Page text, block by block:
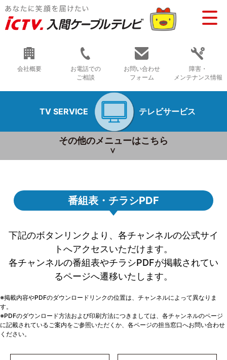
会社概要
お電話での
ご相談
お問い合わせ
フォーム
障害・
メンテナンス情報
TV SERVICE テレビサービス
その他のメニューはこちら
番組表・チラシPDF
下記のボタンリンクより、各チャンネルの公式サイ
トへアクセスいただけます。
各チャンネルの番組表やチラシPDFが掲載されてい
るページへ遷移いたします。
※掲載内容やPDFのダウンロードリンクの位置は、チャンネルによって異なりま
す。
※PDFのダウンロード方法および印刷方法につきましては、各チャンネルのページ
に記載されているご案内をご参照いただくか、各ページの担当窓口へお問い合わせ
ください。